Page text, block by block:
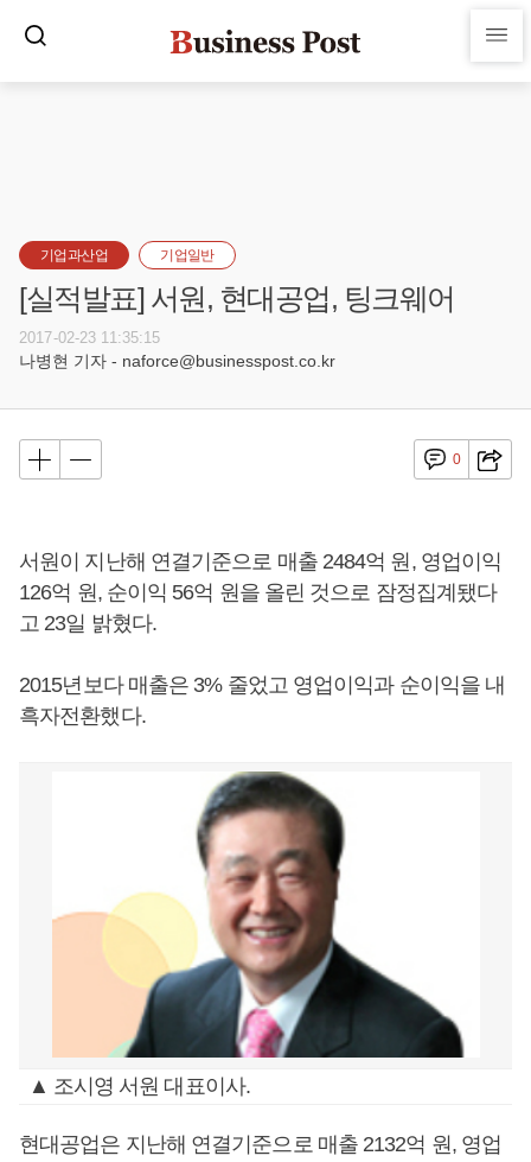
기업과산업 기업일반
[실적발표] 서원, 현대공업, 팅크웨어
2017-02-23 11:35:15
나병현 기자 - naforce@businesspost.co.kr
0
서원이 지난해 연결기준으로 매출 2484억 원, 영업이익
126억 원, 순이익 56억 원을 올린 것으로 잠정집계됐다
고 23일 밝혔다.
2015년보다 매출은 3% 줄었고 영업이익과 순이익을 내
흑자전환했다.
▲ 조시영 서원 대표이사.
현대공업은 지난해 연결기준으로 매출 2132억 원, 영업